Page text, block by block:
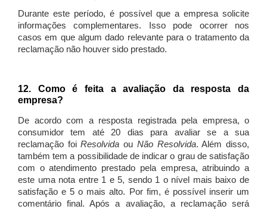
Durante este período, é possível que a empresa solicite
informações complementares. Isso pode ocorrer nos
casos em que algum dado relevante para o tratamento da
reclamação não houver sido prestado.
12. Como é feita a avaliação da resposta da
empresa?
De acordo com a resposta registrada pela empresa, o
consumidor tem até 20 dias para avaliar se a sua
reclamação foiResolvida ou Não Resolvida. Além disso,
também tem a possibilidade de indicar o grau de satisfação
com o atendimento prestado pela empresa, atribuindo a
este uma nota entre 1 e 5, sendo 1 o nível mais baixo de
satisfação e 5 o mais alto. Por fim, é possível inserir um
comentário final. Após a avaliação, a reclamação será